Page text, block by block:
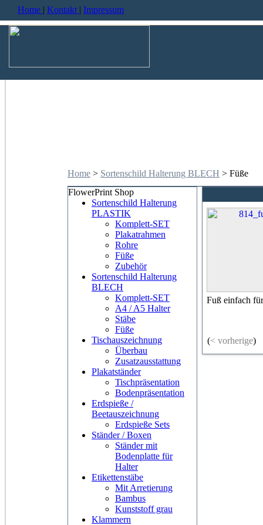
Home | Kontakt | Impressum
Home > Sortenschild Halterung BLECH > Füße
FlowerPrint Shop
Sortenschild Halterung
PLASTIK
Komplett-SET
Plakatrahmen
Rohre
Füße
Zubehör
Sortenschild Halterung
BLECH
Komplett-SET
A4 / A5 Halter
Stäbe
Füße
Tischauszeichnung
Überbau
Zusatzausstattung
Plakatständer
Tischpräsentation
Bodenpräsentation
Erdspieße /
Beetauszeichnung
Erdspieße Sets
Ständer / Boxen
Ständer mit
Bodenplatte für
Halter
Etikettenstäbe
Mit Arretierung
Bambus
Kunststoff grau
Klammern
Fuß einfach
(< vorherige)